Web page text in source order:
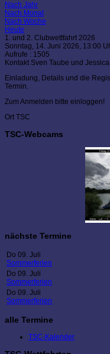
Nach Jahr
Nach Monat
Nach Woche
Heute
1. und 2. Clubwettfahrt 2026
Sonntag, 14. Juni 2026, 13:00
Aufrufe : 1505
Kontakt Sven Taube und
Einladung, Details und die
Termin.
Zum Anmelden bitte einloggen!
Ort TSC
TSC-Webcams
nächste Termine
Do 09. Juli
Sommerferien
Do 09. Juli
Sommerferien
Do 09. Juli
Sommerferien
alle Termine
TSC-Kalender